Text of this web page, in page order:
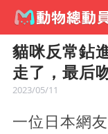
貓咪反常鉆
走了，最后
2023/05/11
一位日本網